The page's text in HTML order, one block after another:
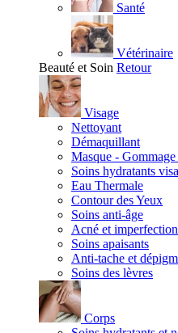
Santé
Vétérinaire
Beauté et Soin Retour
Visage
Nettoyant
Démaquillant
Masque -
Soins hydratants
Eau Thermale
Contour des Yeux
Soins anti-âge
Acné et
Soins apaisants
Anti-tache et
Soins des lèvres
Corps